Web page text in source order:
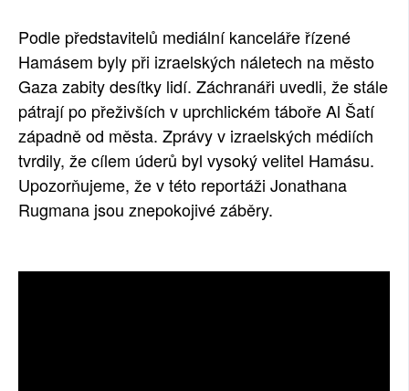
Podle představitelů mediální kanceláře řízené
Hamásem byly při izraelských náletech na město
Gaza zabity desítky lidí. Záchranáři uvedli, že stále
pátrají po přeživších v uprchlickém táboře Al Šatí
západně od města. Zprávy v izraelských médiích
tvrdily, že cílem úderů byl vysoký velitel Hamásu.
Upozorňujeme, že v této reportáži Jonathana
Rugmana jsou znepokojivé záběry.